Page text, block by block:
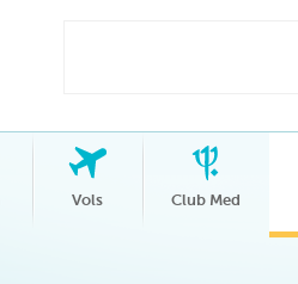
Vols Club Med